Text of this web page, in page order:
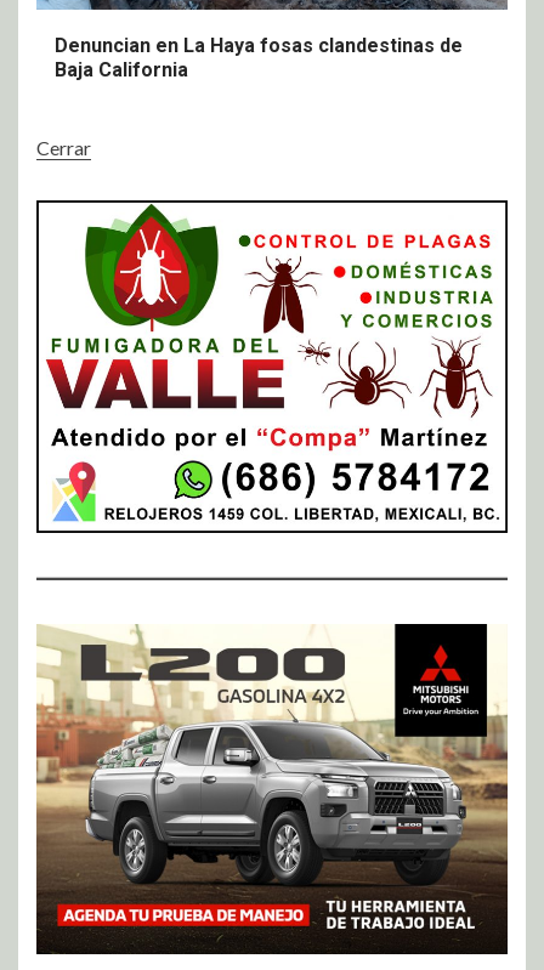
Denuncian en La Haya fosas clandestinas de
Baja California
Cerrar